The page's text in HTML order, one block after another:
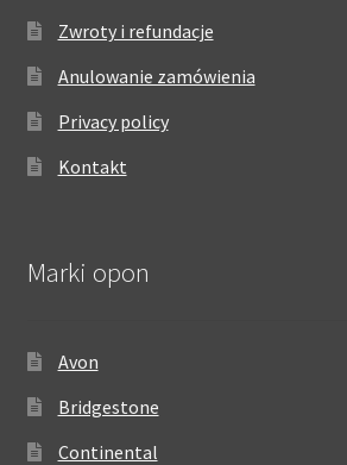
Zwroty i refundacje
Anulowanie zamówienia
Privacy policy
Kontakt
Marki opon
Avon
Bridgestone
Continental